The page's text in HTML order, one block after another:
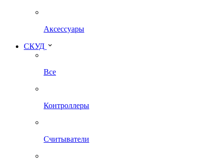
Аксессуары
СКУД
Все
Контроллеры
Считыватели